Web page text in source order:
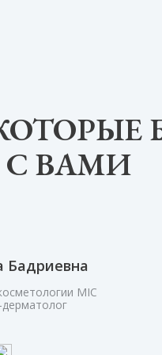
С ВАМИ
Бадриевна
MIC